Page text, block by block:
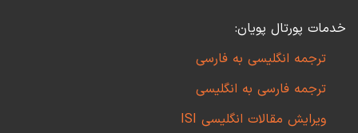
خدمات پورتال پویان:
ترجمه انگلیسی به فارسی
ترجمه فارسی به انگلیسی
ویرایش مقالات انگلیسی ISI